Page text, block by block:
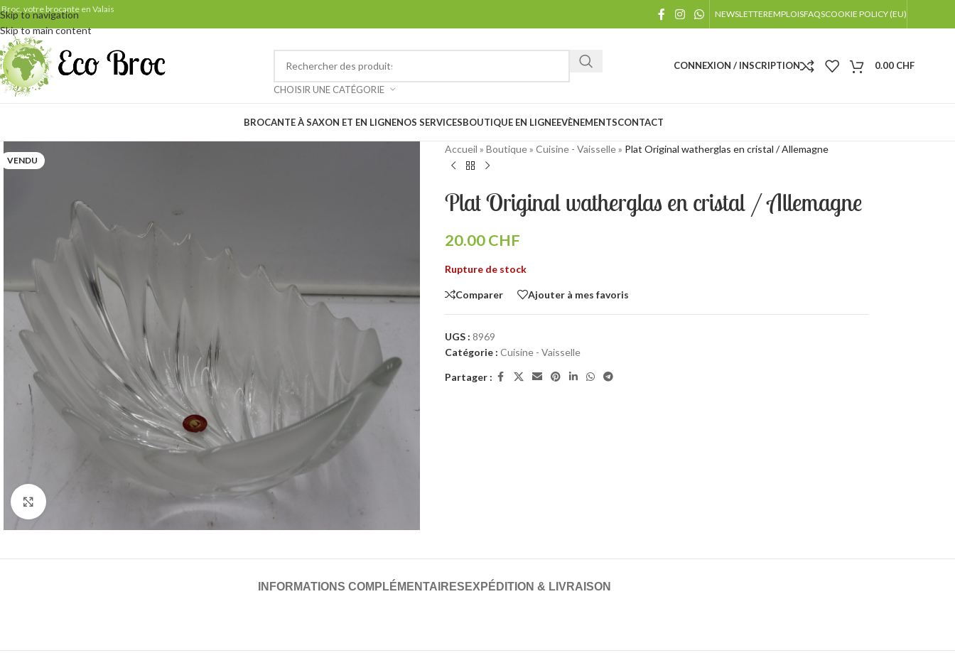
Skip to navigation
Skip to main content
Broc, votre brocante en Valais NEWSLETTEREMPLOISFAQSCOOKIE POLICY (EU)
CHOISIR UNE CATÉGORIE
CONNEXION / INSCRIPTION 0.00 CHF
BROCANTE À SAXON ET EN LIGNENOS SERVICESBOUTIQUE EN LIGNEEVÈNEMENTSCONTACT
VENDU
Cliquez pour agrandir
Accueil » Boutique» Cuisine - Vaisselle» Plat Original watherglas en cristal / Allemagne
Plat Original watherglas en cristal / Allemagne
20.00CHF
Rupture de stock
Comparer Ajouter à mes favoris
UGS : 8969
Catégorie : Cuisine - Vaisselle
Partager :
INFORMATIONS COMPLÉMENTAIRES EXPÉDITION & LIVRAISON